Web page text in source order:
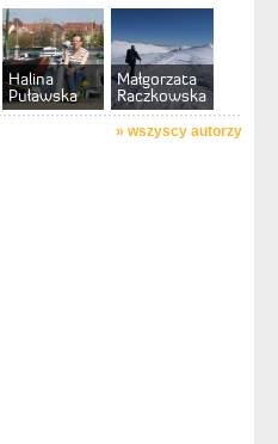
Halina
Puławska
Małgorzata
Raczkowska
» wszyscy autorzy